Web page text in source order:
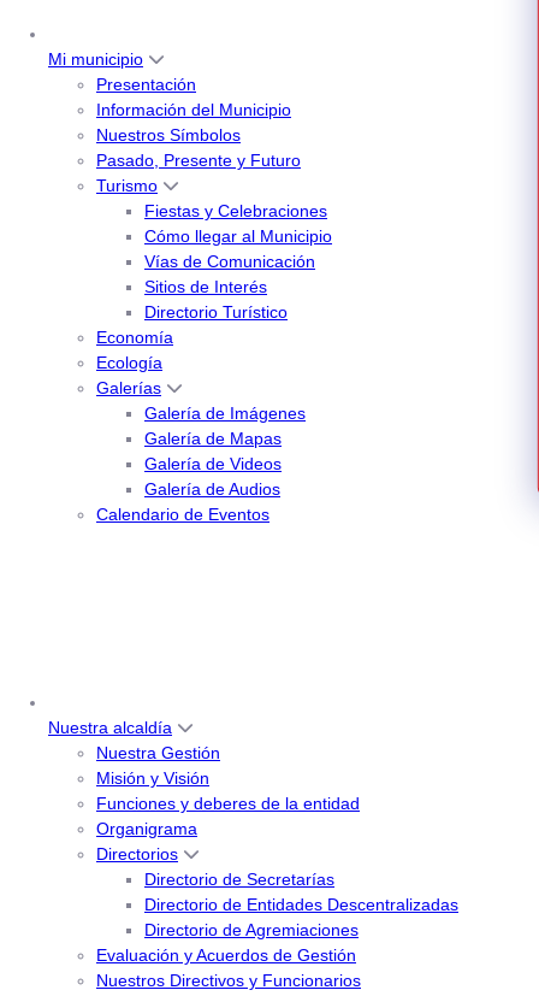
Mi municipio
Presentación
Información del Municipio
Nuestros Símbolos
Pasado, Presente y Futuro
Turismo
Fiestas y Celebraciones
Cómo llegar al Municipio
Vías de Comunicación
Sitios de Interés
Directorio Turístico
Economía
Ecología
Galerías
Galería de Imágenes
Galería de Mapas
Galería de Videos
Galería de Audios
Calendario de Eventos
Nuestra alcaldía
Nuestra Gestión
Misión y Visión
Funciones y deberes de la entidad
Organigrama
Directorios
Directorio de Secretarías
Directorio de Entidades Descentralizadas
Directorio de Agremiaciones
Evaluación y Acuerdos de Gestión
Nuestros Directivos y Funcionarios